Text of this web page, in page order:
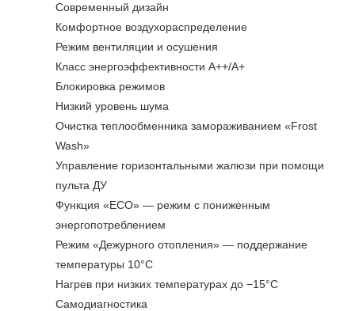
Современный дизайн
Комфортное воздухораспределение
Режим вентиляции и осушения
Класс энергоэффективности A++/A+
Блокировка режимов
Низкий уровень шума
Очистка теплообменника замораживанием «Frost
Wash»
Управление горизонтальными жалюзи при помощи
пульта ДУ
Функция «ECO» — режим с пониженным
энергопотреблением
Режим «Дежурного отопления» — поддержание
температуры 10°C
Нагрев при низких температурах до −15°C
Самодиагностика